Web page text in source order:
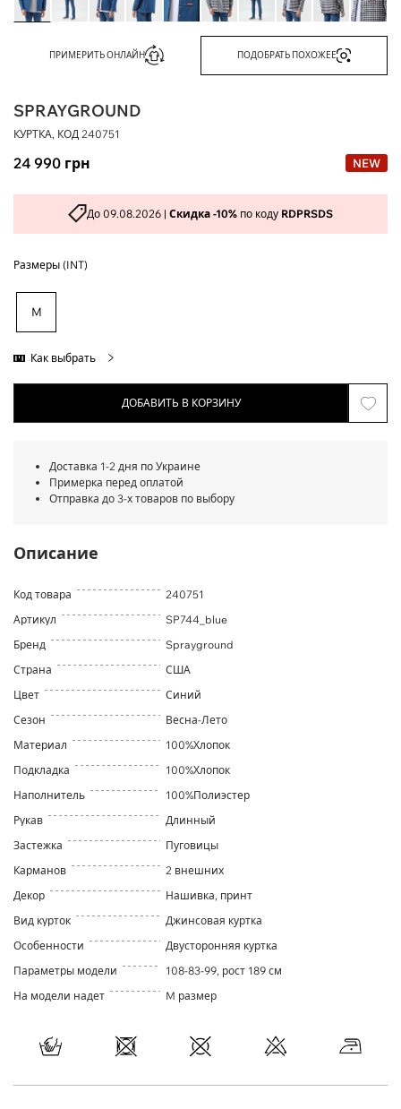
ПРИМЕРИТЬ ОНЛАЙН ПОДОБРАТЬ ПОХОЖЕЕ
SPRAYGROUND
КУРТКА, КОД 240751
24 990 грн NEW
До 09.08.2026 | Скидка -10% по коду RDPRSDS
Размеры (INT)
M
Как выбрать
ДОБАВИТЬ В КОРЗИНУ
Доставка 1-2 дня по Украине
Примерка перед оплатой
Отправка до 3-х товаров по выбору
Описание
Код товара
240751
Артикул
SP744_blue
Бренд
Sprayground
Страна
США
Цвет
Синий
Сезон
Весна-Лето
Материал
100%Хлопок
Подкладка
100%Хлопок
Наполнитель
100%Полиэстер
Рукав
Длинный
Застежка
Пуговицы
Карманов
2 внешних
Декор
Нашивка, принт
Вид курток
Джинсовая куртка
Особенности
Двусторонняя куртка
Параметры модели
108-83-99, рост 189 см
На модели надет
M размер